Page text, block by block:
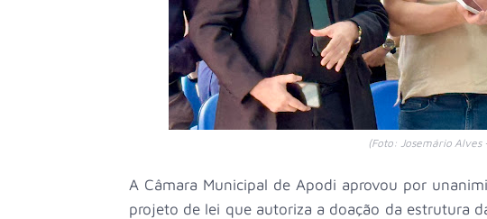
(Foto: Josemário Alves
A Câmara Municipal de Apodi aprovou por
projeto de lei que autoriza a doação da estrutura